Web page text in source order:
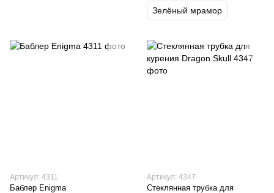
Зелёный мрамор
Артикул: 4311
Баблер Enigma
Артикул: 4347
Стеклянная трубка для